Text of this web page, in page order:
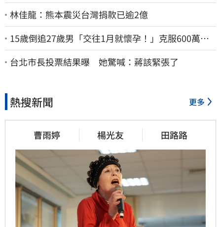
林佳龍：熊本震災台灣捐款已逾2億
15歲倒追27歲男「交往1月就懷孕！」克服600萬債
務 36歲美魔女當阿嬤了
台北市長投票結果曝 她驚喊：蔣該緊張了
熱搜新聞 更多
曹雨婷 楊光友 田路路